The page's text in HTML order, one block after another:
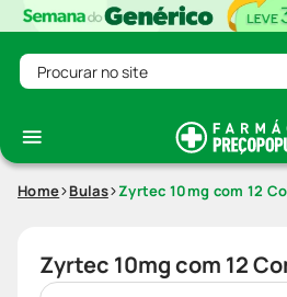
Procurar no site
Home Bulas Zyrtec 10mg com 12
Zyrtec 10mg com 12